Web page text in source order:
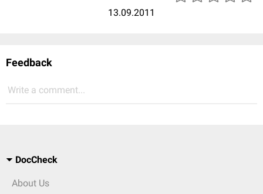
13.09.2011
Feedback
Write a comment...
DocCheck
About Us